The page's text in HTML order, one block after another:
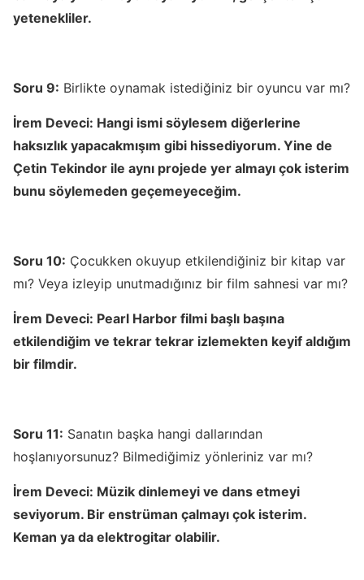
yetenekliler.
Soru 9: Birlikte oynamak istediğiniz bir oyuncu var mı?
İrem Deveci: Hangi ismi söylesem diğerlerine
haksızlık yapacakmışım gibi hissediyorum. Yine de
Çetin Tekindor ile aynı projede yer almayı çok isterim
bunu söylemeden geçemeyeceğim.
Soru 10: Çocukken okuyup etkilendiğiniz bir kitap var
mı? Veya izleyip unutmadığınız bir film sahnesi var mı?
İrem Deveci: Pearl Harbor filmi başlı başına
etkilendiğim ve tekrar tekrar izlemekten keyif aldığım
bir filmdir.
Soru 11: Sanatın başka hangi dallarından
hoşlanıyorsunuz? Bilmediğimiz yönleriniz var mı?
İrem Deveci: Müzik dinlemeyi ve dans etmeyi
seviyorum. Bir enstrüman çalmayı çok isterim.
Keman ya da elektrogitar olabilir.